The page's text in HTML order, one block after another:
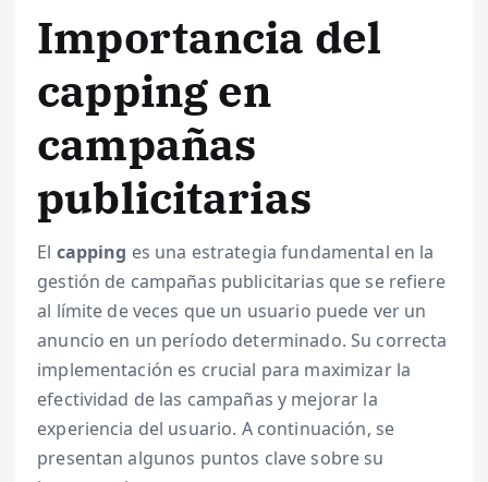
Importancia del
capping en
campañas
publicitarias
El capping es una estrategia fundamental en la
gestión de campañas publicitarias que se refiere
al límite de veces que un usuario puede ver un
anuncio en un período determinado. Su correcta
implementación es crucial para maximizar la
efectividad de las campañas y mejorar la
experiencia del usuario. A continuación, se
presentan algunos puntos clave sobre su